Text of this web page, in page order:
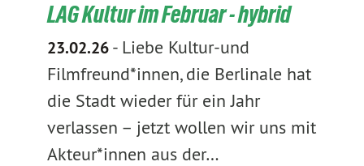
LAG Kultur im Februar - hybrid
23.02.26- Liebe Kultur-und
Filmfreund*innen, die Berlinale hat
die Stadt wieder für ein Jahr
verlassen – jetzt wollen wir uns mit
Akteur*innen aus der…